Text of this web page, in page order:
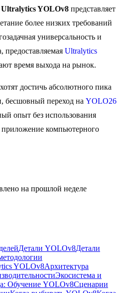
Ultralytics YOLOv8 представляет
более низких требований
универсальность и
предоставляемая Ultralytics
время выхода на рынок.
достичь абсолютного пика
бесшовный переход на YOLO26
опыт без использования
компьютерного
на прошлой неделе
Детали YOLOv8Детали
YOLOv8Архитектура
Экосистема и
Обучение YOLOv8Сценарии